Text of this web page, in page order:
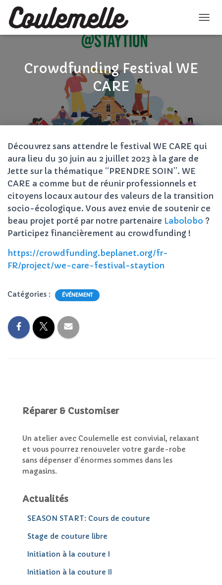
É
G
N
Crowdfunding Festival WE
CARE
Découvrez sans attendre le festival WE CARE qui
aura lieu du 30 juin au 2 juillet 2023 à la gare de
Jette sur la thématique “PRENDRE SOIN”. WE
CARE a comme but de réunir professionnels et
citoyens locaux autour des valeurs de la transition
socio-écologique. Vous avez envie de soutenir ce
beau projet porté par notre partenaire Labolobo ?
Participez financièrement au crowdfunding !
https://crowdfunding.beplanet.org/fr-
FR/project/we-care-festival-staytion
Catégories : ÉVÉNEMENT
Réparer & Customiser
Un atelier avec Coulemelle est convivial, relaxant
et vous pourrez renouveler votre garde-robe
sans dépenser d'énormes sommes dans les
magasins.
Actualités
SEASON START: Cours de couture
Stage de couture libre
Initiation à la couture I
Initiation à la couture II